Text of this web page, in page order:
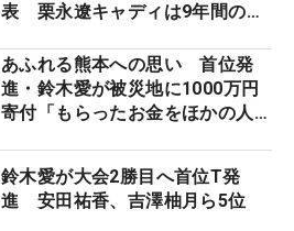
表 栗永遼キャディは9年間の立
あふれる熊本への思い 首位発
進・鈴木愛が被災地に1000万円
寄付「もらったお金をほかの人
鈴木愛が大会2勝目へ首位T発
進 安田祐香、吉澤柚月ら5位